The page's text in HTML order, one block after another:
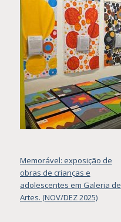
Navegação
de
Post
Memorável: exposição de
obras de crianças e
adolescentes em Galeria de
Artes. (NOV/DEZ 2025)